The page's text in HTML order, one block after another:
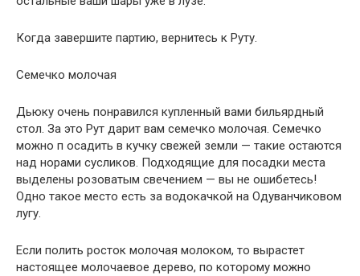
Когда завершите партию, вернитесь к Руту.
Семечко молочая
Дьюку очень понравился купленный вами бильярдный
стол. За это Рут дарит вам семечко молочая. Семечко
можно п осадить в кучку свежей земли — такие остаются
над норами сусликов. Подходящие для посадки места
выделены розоватым свечением — вы не ошибетесь!
Одно такое место есть за водокачкой на Одуванчиковом
лугу.
Если полить росток молочая молоком, то вырастет
настоящее молочаевое дерево, по которому можно